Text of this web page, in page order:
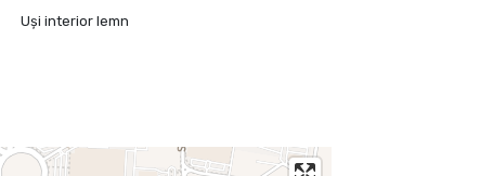
Uși interior lemn